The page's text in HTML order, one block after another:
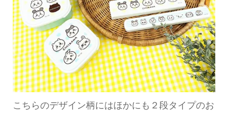
こちらのデザイン柄にはほかにも２段タイプのお